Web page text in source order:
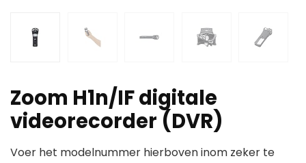
Zoom H1n/IF digitale
videorecorder (DVR)
Voer het modelnummer hierboven inom zeker te